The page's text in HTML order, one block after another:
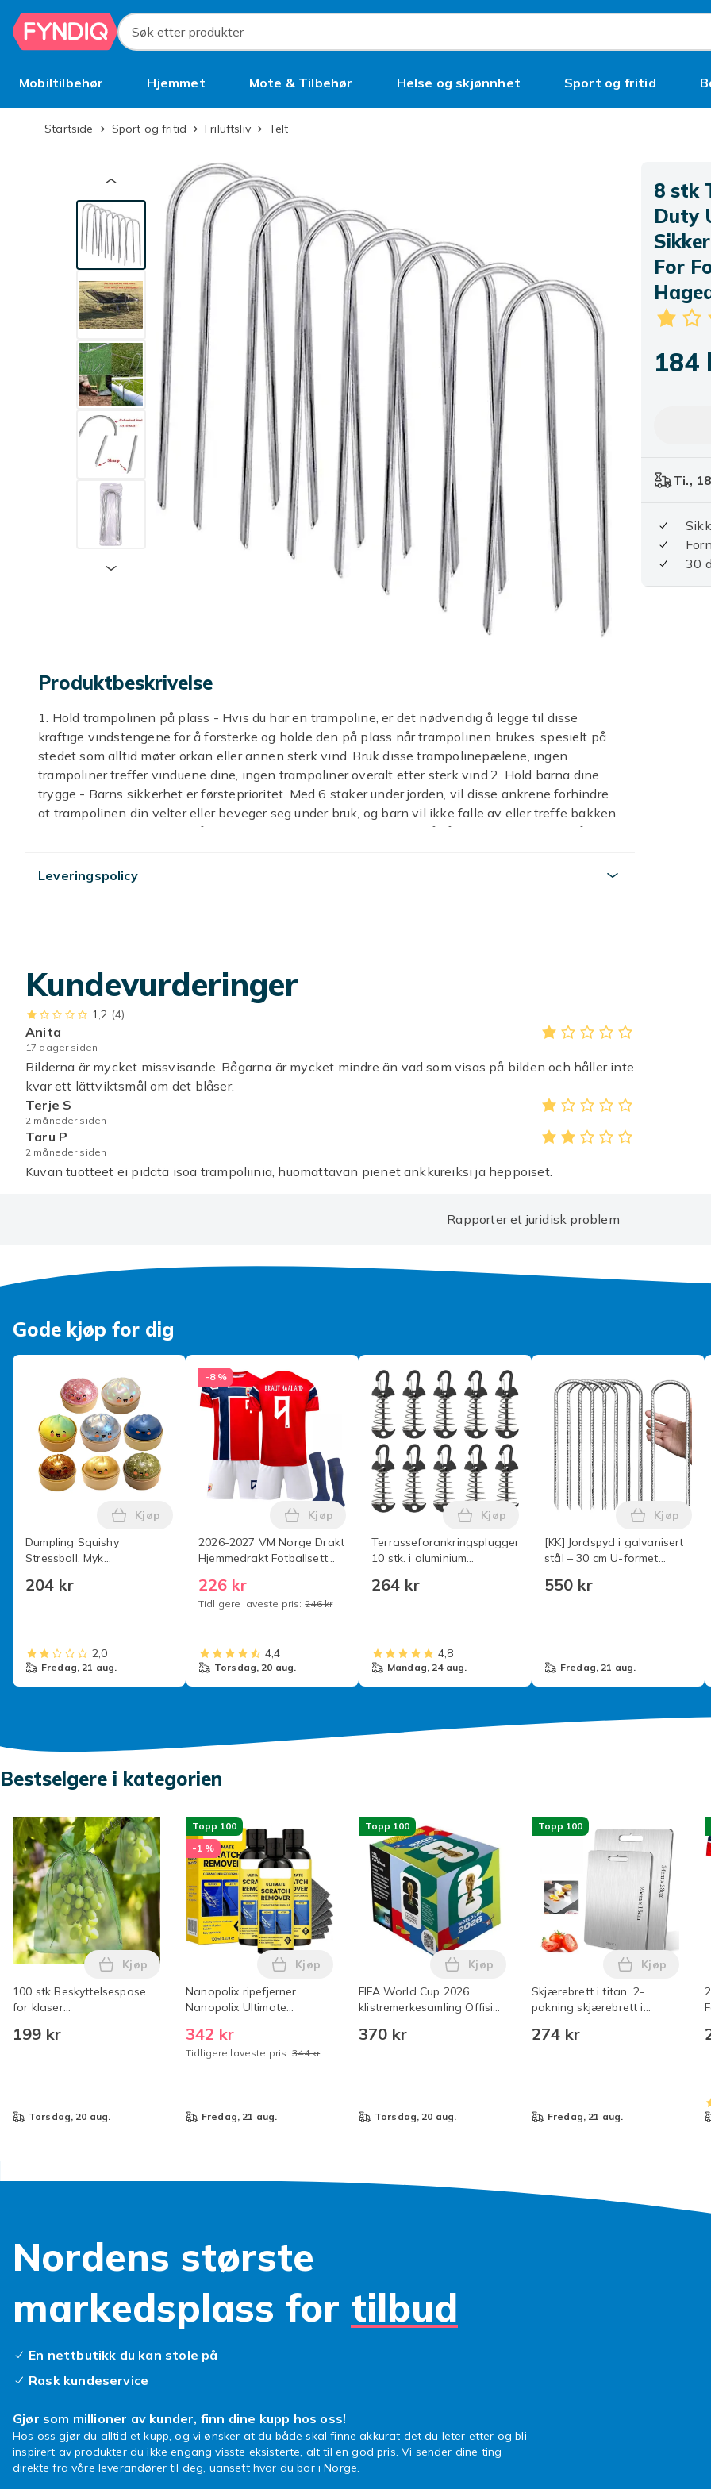
Hopp til hovedinnhold
Søk etter produkter
Mobiltilbehør Hjemmet Mote & Tilbehør Helse og skjønnhet Sport og fritid
BruktStartside Sport og fritid Friluftsliv Telt
Produktbeskrivelse
1. Hold trampolinen på plass - Hvis du har en trampoline, er det nødvendig å legge til disse
kraftige vindstengene for å forsterke og holde den på plass når trampolinen brukes, spesielt på
stedet som alltid møter orkan eller annen sterk vind. Bruk disse trampolinepælene, ingen
trampoliner treffer vinduene dine, ingen trampoliner overalt etter sterk vind.2. Hold barna dine
trygge - Barns sikkerhet er førsteprioritet. Med 6 staker under jorden, vil disse ankrene forhindre
at trampolinen din velter eller beveger seg under bruk, og barn vil ikke falle av eller treffe bakken.
For babyens sikkerhet og få fred i sinnet, bør alle foreldre vurdere å få noen ekstra ting for å holde
stål og antirust og enkel å bruke - Produsert av ultraholdbart stål, galvanisert belagt, hold staker
hageklut, slanger og mer.5.Trampoline, fotballmål, telt faste og på plass. Og ganske bra å bruke
som hagestaker også. Spesielle skarpe ender hjelper deg å installere superenkelt uansett i solid
eller sand.
Artikkel nr.
Produktsikkerhetsinformasjon
Leveringspolicy
Kundevurderinger
1,2 (4)
Anita
17 dager siden
Bilderna är mycket missvisande. Bågarna är mycket mindre än vad som visas på bilden och håller inte
kvar ett lättviktsmål om det blåser.
Terje S
2 måneder siden
Taru P
2 måneder siden
Kuvan tuotteet ei pidätä isoa trampoliinia, huomattavan pienet ankkureiksi ja heppoiset.
8 stk
Duty
For
184
Ti.,
30
Rapporter et juridisk problem
Gode kjøp for dig
Dumpling Squishy
Stressball, Myk
Angstlindrende Fidgetleke,
204 kr
Legg Dumpling Squishy Stressball, Myk Deigklemmeleke, Angstlindrende Fidgetleke, Ikke-klebrig
Kjøp
2,0
fredag, 21 aug.
-8 %
2026-2027 VM Norge Drakt
Hjemmedrakt Fotballsett
nummer Barn 24(130-
140cm) Nr.9 Haaland Nr.9
226 kr
Tidligere laveste pris: 246 kr
Legg 2026-2027 VM Norge Drakt Hjemmedrakt Fotballsett for Voksne
Kjøp
4,4
torsdag, 20 aug.
Terrasseforankringsplugger,
10 stk. i aluminium
fjærløkke, portabelt anker
264 kr
Legg Terrasseforankringsplugger, 10
Kjøp
4,8
mandag, 24 aug.
[KK] Jordspyd i galvanisert
stål – 30 cm U-formet
telt, gjerder og
550 kr
Legg
Kjøp
fredag, 21 aug.
Bestselgere i kategorien
100 stk Beskyttelsespose
for klaser
Druefrukt Organzapose
199 kr
Legg 100 stk Beskyttelsespose for klaser 30x20cm/10x15cm Druefrukt Organzapose med snøring 15cm i
Kjøp
torsdag, 20 aug.
Topp 100
-1 %
Nanopolix ripefjerner,
Nanopolix Ultimate
Sparkle-klut for alle bilriper
342 kr
Tidligere laveste pris: 344 kr
Legg Nanopolix ripefjerner, Nanopolix Ultimate bilripefjerner med Nano
Kjøp
fredag, 21 aug.
Topp 100
FIFA World Cup 2026
klistremerkesamling Offisielt
klistremerkealbum - 50 stk
370 kr
Legg FIFA World Cup 2026
Kjøp
torsdag, 20 aug.
Topp 100
Skjærebrett i titan, 2-
pakning skjærebrett i
kvalitetsbrett
274 kr
Legg
Kjøp
fredag, 21 aug.
Nordens største
markedsplass for tilbud
En nettbutikk du kan stole på
Rask kundeservice
Gjør som millioner av kunder, finn dine kupp hos oss!
Hos oss gjør du alltid et kupp, og vi ønsker at du både skal finne akkurat det du leter etter og bli
inspirert av produkter du ikke engang visste eksisterte, alt til en god pris. Vi sender dine ting
direkte fra våre leverandører til deg, uansett hvor du bor i Norge.